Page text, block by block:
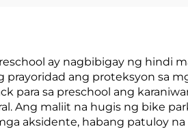
ay nagbibigay ng hindi
prayoridad ang proteksyon sa
para sa preschool ang
Ang maliit na hugis ng bike
aksidente, habang patuloy